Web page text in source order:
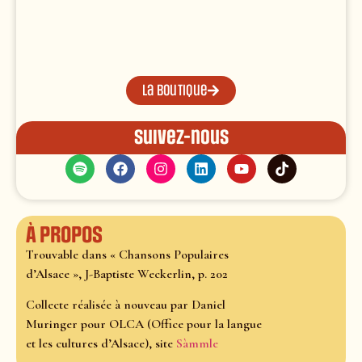
La boutique
Suivez-nous
À propos
Trouvable dans « Chansons Populaires
d’Alsace », J-Baptiste Weckerlin, p. 202
Collecte réalisée à nouveau par Daniel
Muringer pour OLCA (Office pour la langue
et les cultures d’Alsace), site Sàmmle